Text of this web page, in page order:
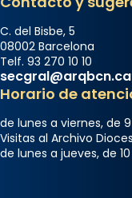
C. del Bisbe, 5
08002 Barcelona
Telf. 93 270 10 10
Horario de
de lunes a viernes, de 9
Visitas al Archivo
de lunes a jueves, de 10